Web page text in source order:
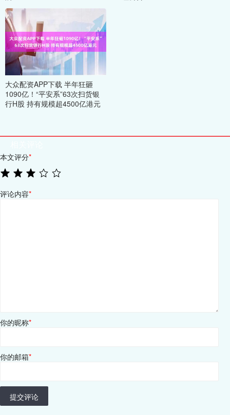
大众配资APP下载 半年狂砸
1090亿！“平安系”63次扫货银
行H股 持有规模超4500亿港元
本文评分*
评论内容*
你的昵称*
你的邮箱*
提交评论